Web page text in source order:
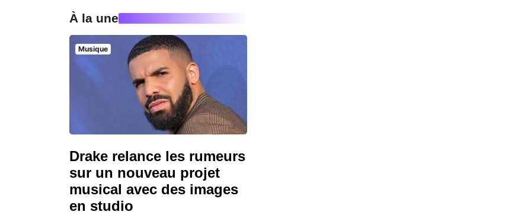
À la une
Musique
Drake relance les rumeurs
sur un nouveau projet
musical avec des images
en studio